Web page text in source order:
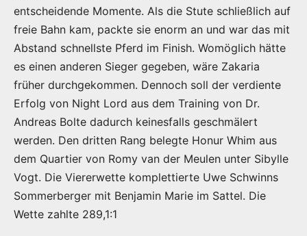
entscheidende Momente. Als die Stute schließlich auf
freie Bahn kam, packte sie enorm an und war das mit
Abstand schnellste Pferd im Finish. Womöglich hätte
es einen anderen Sieger gegeben, wäre Zakaria
früher durchgekommen. Dennoch soll der verdiente
Erfolg von Night Lord aus dem Training von Dr.
Andreas Bolte dadurch keinesfalls geschmälert
werden. Den dritten Rang belegte Honur Whim aus
dem Quartier von Romy van der Meulen unter Sibylle
Vogt. Die Viererwette komplettierte Uwe Schwinns
Sommerberger mit Benjamin Marie im Sattel. Die
Wette zahlte 289,1:1